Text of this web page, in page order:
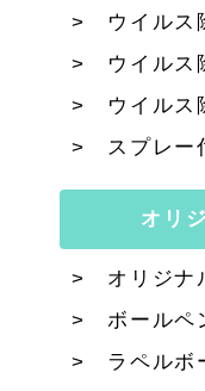
ウイルス
ウイルス
ウイルス
スプレー
オリ
オリジナ
ボールペ
ラペルボ